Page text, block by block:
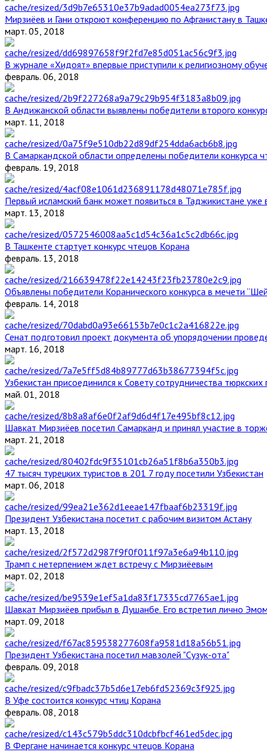
Мирзиёев и Гани откроют конференцию по Афганистану в
март. 05, 2018
В журнале «Хидоят» впервые приступили к религиозному
февраль. 06, 2018
В Андижанской области выявлены победители второго
март. 11, 2018
В Самаркандской области определены победители конкурса
февраль. 19, 2018
Первый исламский банк может появиться в Таджикистане уже
март. 13, 2018
В Ташкенте стартует конкурс чтецов Корана
февраль. 13, 2018
Объявлены победители Коранического конкурса в мечети
февраль. 14, 2018
Сенат подготовил проект документа об упорядочении
март. 16, 2018
Узбекистан присоединился к Совету сотрудничества тюркских
май. 01, 2018
Шавкат Мирзиёев посетил Самарканд и принял участие в
март. 21, 2018
47 тысяч турецких туристов в 201 7 году посетили Узбекистан
март. 06, 2018
Президент Узбекистана посетит с рабочим визитом Астану
март. 13, 2018
Трамп с нетерпением ждет встречу с Мирзиёевым
март. 02, 2018
Шавкат Мирзиёев прибыл в Душанбе. Его встретил лично
март. 09, 2018
Президент Узбекистана посетил мавзолей "Сузук-ота"
февраль. 09, 2018
В Уфе состоится конкурс чтиц Корана
февраль. 08, 2018
В Фергане начинается конкурс чтецов Корана